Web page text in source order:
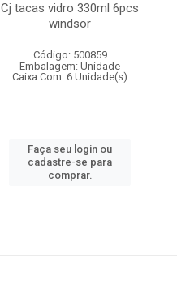
Cj tacas vidro 330ml 6pcs
windsor
Código: 500859
Embalagem: Unidade
Caixa Com: 6 Unidade(s)
Faça seu login ou
cadastre-se para
comprar.